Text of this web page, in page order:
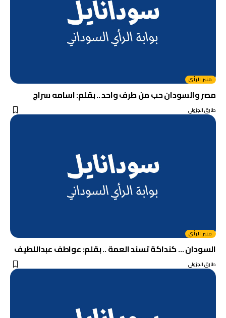
منبر الرأي
مصر والسودان حب من طرف واحد .. بقلم: اسامه سراج
طارق الجزولي
منبر الرأي
السودان … كنداكة تسند العمة .. بقلم: عواطف عبداللطيف
طارق الجزولي